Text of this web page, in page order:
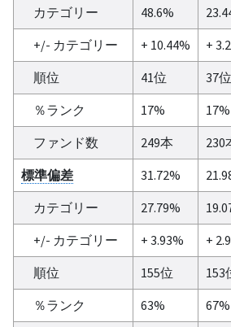
カテゴリー
48.6%
+/- カテゴリー
+ 10.44% +
順位
41位 37位
％ランク
17% 17%
ファンド数
249本 230
標準偏差
31.72%
カテゴリー
27.79%
+/- カテゴリー
+ 3.93% +
順位
155位 153
％ランク
63% 67%